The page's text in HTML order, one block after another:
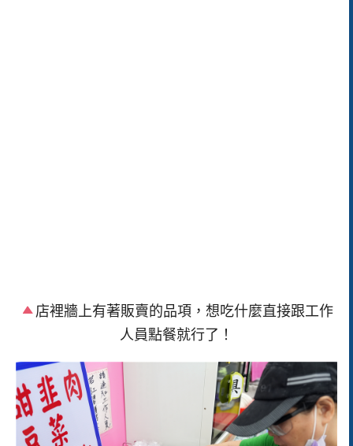
店裡牆上有著販賣的品項，想吃什麼直接跟工作
人員點餐就行了！